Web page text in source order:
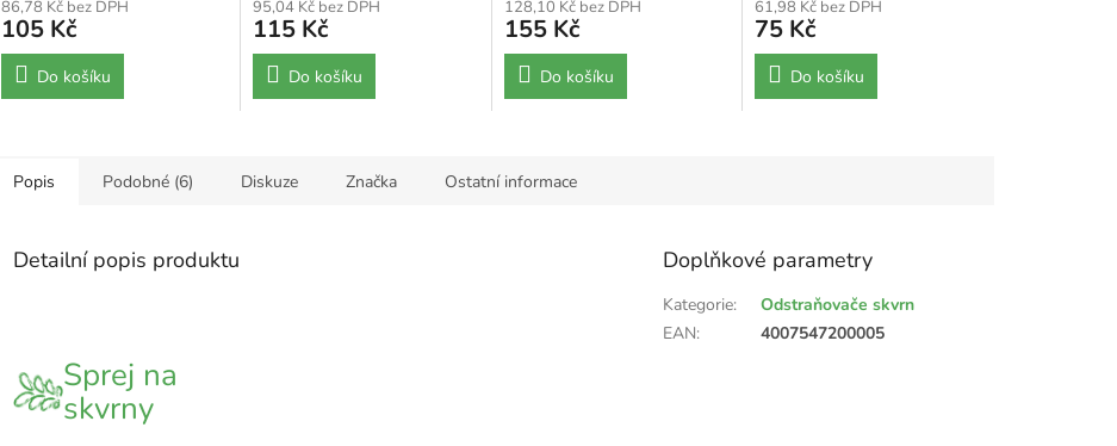
86,78 Kč bez DPH
105 Kč
Do košíku
95,04 Kč bez DPH
115 Kč
Do košíku
128,10 Kč bez DPH
155 Kč
Do košíku
61,98 Kč bez DPH
75 Kč
Do košíku
Popis Podobné (6) Diskuze Značka Ostatní informace
Detailní popis produktu
Sprej na
skvrny
Doplňkové parametry
Kategorie:
Odstraňovače skvrn
EAN: 4007547200005